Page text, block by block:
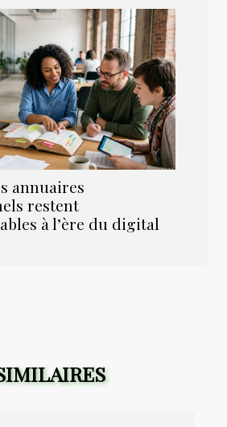
annuaires
restent
à l’ère du digital